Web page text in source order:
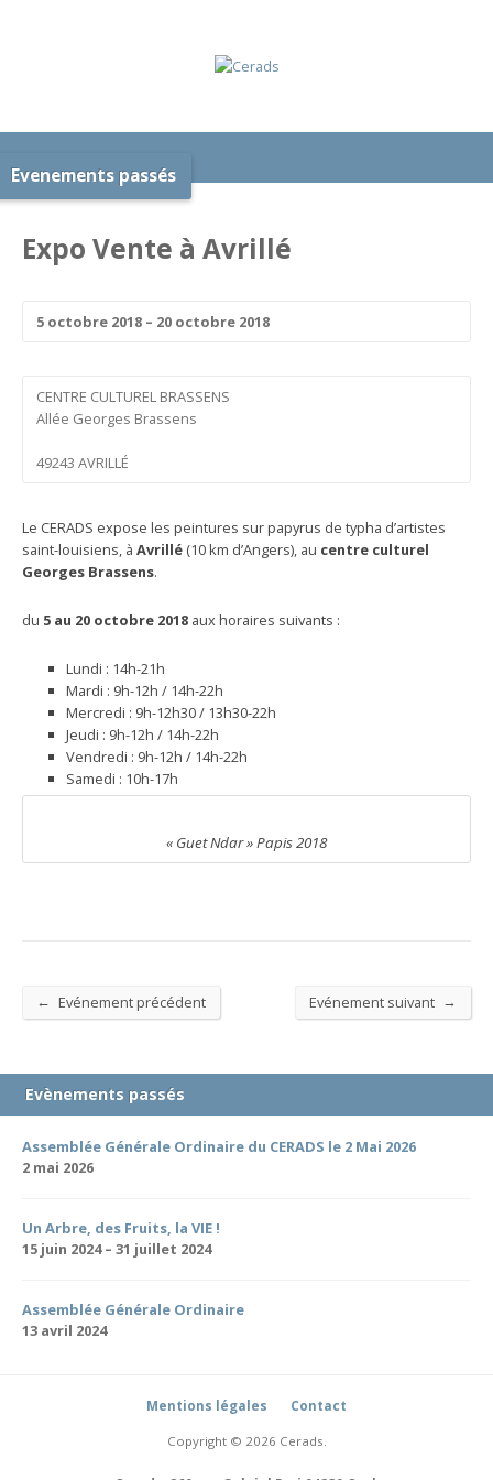
Evenements passés
Expo Vente à Avrillé
5 octobre 2018 – 20 octobre 2018
CENTRE CULTUREL BRASSENS
Allée Georges Brassens
49243 AVRILLÉ
Le CERADS expose les peintures sur papyrus de typha d’artistes
saint-louisiens, à Avrillé (10 km d’Angers), au centre culturel
Georges Brassens.
du 5 au 20 octobre 2018 aux horaires suivants :
Lundi : 14h-21h
Mardi : 9h-12h / 14h-22h
Mercredi : 9h-12h30 / 13h30-22h
Jeudi : 9h-12h / 14h-22h
Vendredi : 9h-12h / 14h-22h
Samedi : 10h-17h
« Guet Ndar » Papis 2018
← Evénement précédent Evénement suivant →
Evènements passés
Assemblée Générale Ordinaire du CERADS le 2 Mai 2026
2 mai 2026
Un Arbre, des Fruits, la VIE !
15 juin 2024 – 31 juillet 2024
Assemblée Générale Ordinaire
13 avril 2024
Mentions légales Contact
Copyright © 2026 Cerads.